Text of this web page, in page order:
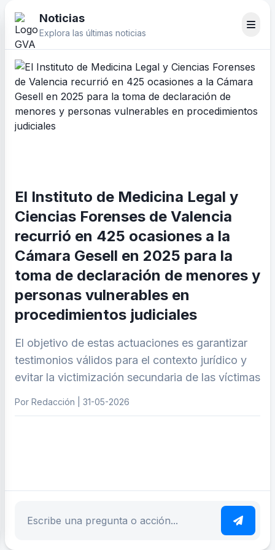
Noticias
Explora las últimas noticias
El Instituto de Medicina Legal y
Ciencias Forenses de Valencia
recurrió en 425 ocasiones a la
Cámara Gesell en 2025 para la
toma de declaración de menores y
personas vulnerables en
procedimientos judiciales
El objetivo de estas actuaciones es garantizar
testimonios válidos para el contexto jurídico y
evitar la victimización secundaria de las víctimas
Por Redacción | 31-05-2026
Escribe tu pregunta